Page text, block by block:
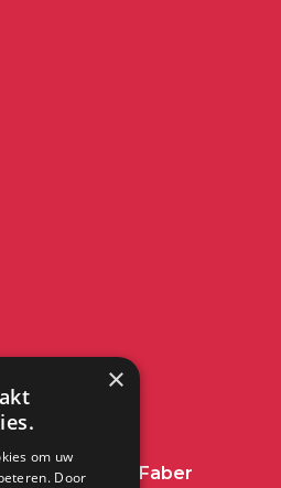
Dimplex of Faber
×
om uw
Door